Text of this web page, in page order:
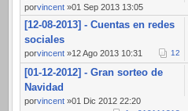
porvincent »01 Sep 2013 13:05
[12-08-2013] - Cuentas en redes
sociales
porvincent »12 Ago 2013 10:31 12
[01-12-2012] - Gran sorteo de
Navidad
porvincent »01 Dic 2012 22:20